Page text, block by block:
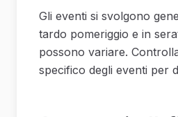
Gli eventi si svolgono
tardo pomeriggio e in
possono variare.
specifico degli eventi per